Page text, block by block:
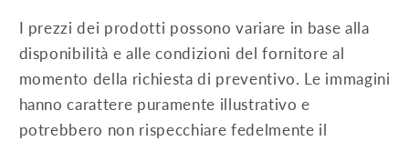
I prezzi dei prodotti possono variare in base alla
disponibilità e alle condizioni del fornitore al
momento della richiesta di preventivo. Le immagini
hanno carattere puramente illustrativo e
potrebbero non rispecchiare fedelmente il